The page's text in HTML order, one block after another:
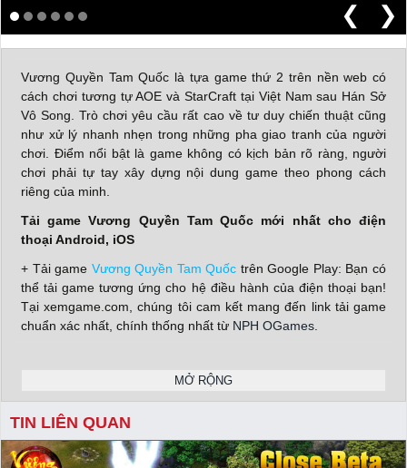
❮ ❯
Vương Quyền Tam Quốc là tựa game thứ 2 trên nền web có
cách chơi tương tự AOE và StarCraft tại Việt Nam sau Hán Sở
Vô Song. Trò chơi yêu cầu rất cao về tư duy chiến thuật cũng
như xử lý nhanh nhẹn trong những pha giao tranh của người
chơi. Điểm nổi bật là game không có kịch bản rõ ràng, người
chơi phải tự tay xây dựng nội dung game theo phong cách
riêng của minh.
Tải game Vương Quyền Tam Quốc mới nhất cho điện
thoại Android, iOS
+ Tải game Vương Quyền Tam Quốc trên Google Play: Bạn có
thể tải game tương ứng cho hệ điều hành của điện thoại bạn!
Tại xemgame.com, chúng tôi cam kết mang đến link tải game
chuẩn xác nhất, chính thống nhất từ NPH OGames
thể tải game tương ứng cho hệ điều hành của điện thoại bạn!
chuẩn xác nhất, chính thống nhất từ
+ Download bản APK gameVương Quyền Tam Quốccho PC:
Bạn có thể tải game tương ứng cho hệ điều hành của điện
MỞ RỘNG
TIN LIÊN QUAN